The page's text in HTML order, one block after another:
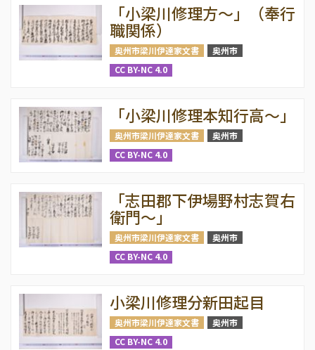
「小梁川修理方〜」（奉行
職関係）
奥州市梁川伊達家文書
奥州市
CC BY-NC 4.0
「小梁川修理本知行高〜」
奥州市梁川伊達家文書
奥州市
CC BY-NC 4.0
「志田郡下伊場野村志賀右
衛門〜」
奥州市梁川伊達家文書
奥州市
CC BY-NC 4.0
小梁川修理分新田起目
奥州市梁川伊達家文書
奥州市
CC BY-NC 4.0